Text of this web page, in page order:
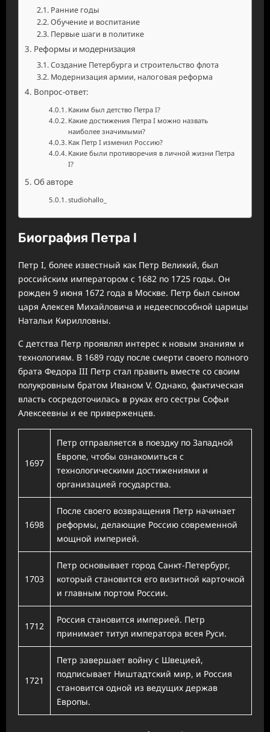
Ранние годы
Обучение и воспитание
Первые шаги в политике
Реформы и модернизация
Создание Петербурга и строительство флота
Модернизация армии, налоговая реформа
Вопрос-ответ:
Каким был детство Петра I?
Какие достижения Петра I можно назвать
наиболее значимыми?
Как Петр I изменил Россию?
Какие были противоречия в личной жизни Петра
I?
Об авторе
studiohallo_
Биография Петра I
Петр I, более известный как Петр Великий, был
российским императором с 1682 по 1725 годы. Он
рожден 9 июня 1672 года в Москве. Петр был сыном
царя Алексея Михайловича и недееспособной царицы
Натальи Кирилловны.
С детства Петр проявлял интерес к новым знаниям и
технологиям. В 1689 году после смерти своего полного
брата Федора III Петр стал править вместе со своим
полукровным братом Иваном V. Однако, фактическая
власть сосредоточилась в руках его сестры Софьи
Алексеевны и ее приверженцев.
1697
Петр отправляется в поездку по Западной
Европе, чтобы ознакомиться с
технологическими достижениями и
организацией государства.
1698
После своего возвращения Петр начинает
реформы, делающие Россию современной
мощной империей.
1703
Петр основывает город Санкт-Петербург,
который становится его визитной карточкой
и главным портом России.
1712
Россия становится империей. Петр
принимает титул императора всея Руси.
1721
Петр завершает войну с Швецией,
подписывает Ништадтский мир, и Россия
становится одной из ведущих держав
Европы.